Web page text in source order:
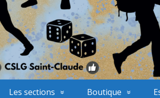
Les sections Boutique